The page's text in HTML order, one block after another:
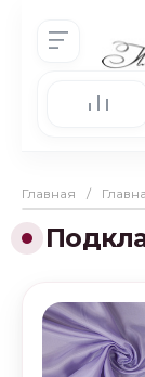
Главная /